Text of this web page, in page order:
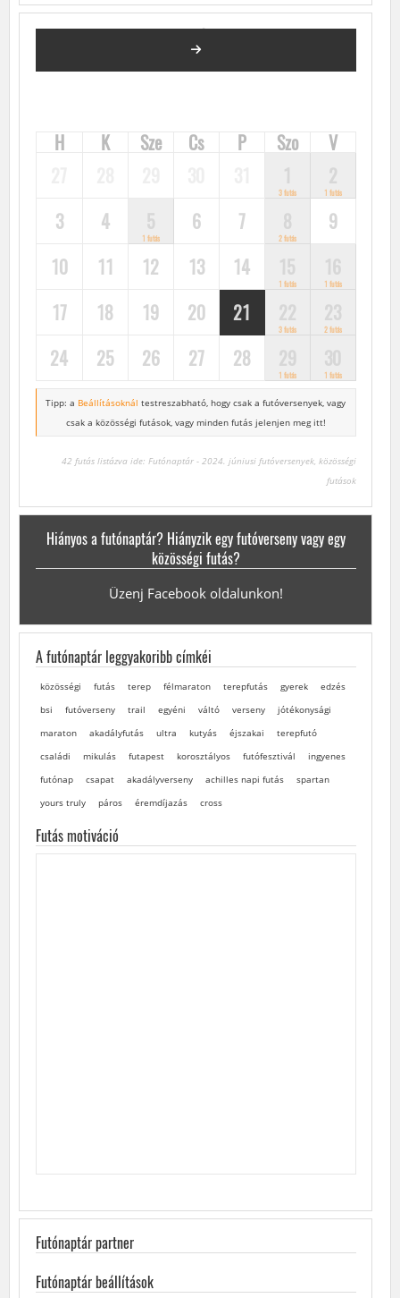
2024. JÚNIUS
H K Sze Cs P Szo
V
3 futás 1 futás
3 4
1 futás
6 7
2 futás
9
10
11 12 13 14
1 futás 1 futás
17 18 19 20 21
3 futás 2 futás
24 25 26 27 28
1 futás 1 futás
Tipp: a Beállításoknál testreszabható, hogy csak a futóversenyek, vagy
csak a közösségi futások, vagy minden futás jelenjen meg itt!
42 futás listázva ide: Futónaptár - 2024. júniusi futóversenyek, közösségi
futások
Hiányos a futónaptár? Hiányzik egy futóverseny vagy egy
közösségi futás?
Üzenj Facebook oldalunkon!
A futónaptár leggyakoribb címkéi
közösségi futás terep félmaraton terepfutás gyerek
edzés
bsi
futóverseny trail egyéni váltó verseny
jótékonysági
maraton
akadályfutás ultra kutyás éjszakai
terepfutó
családi
mikulás futapest korosztályos futófesztivál
ingyenes
futónap
csapat akadályverseny achilles napi futás
spartan
yours truly
páros éremdíjazás cross
Futás motiváció
Futónaptár partner
Futónaptár beállítások